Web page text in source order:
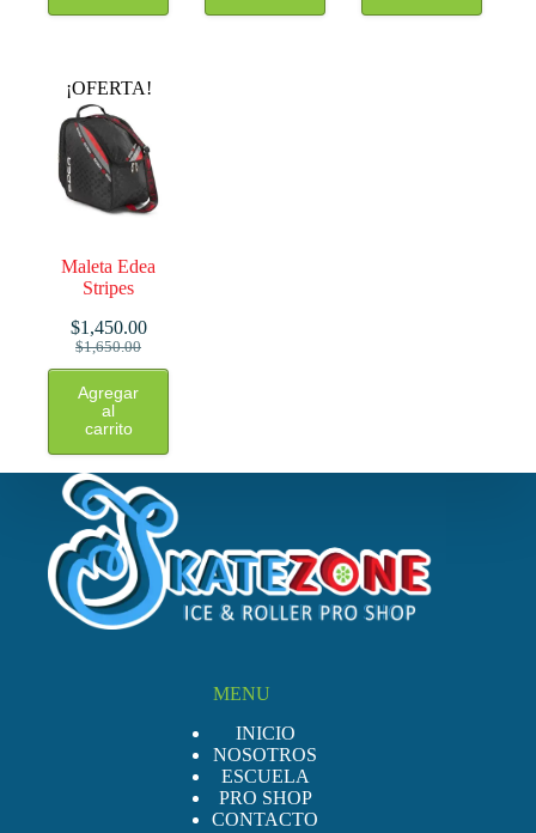
se
pueden
elegir
en
la
página
de
¡OFERTA!
Maleta Edea
Stripes
$1,650.00
El
precio
original
era:
$1,650.00.
$1,450.00
El
precio
actual
es:
$1,450.00.
Agregar
al
carrito
MENU
INICIO
NOSOTROS
ESCUELA
PRO SHOP
CONTACTO